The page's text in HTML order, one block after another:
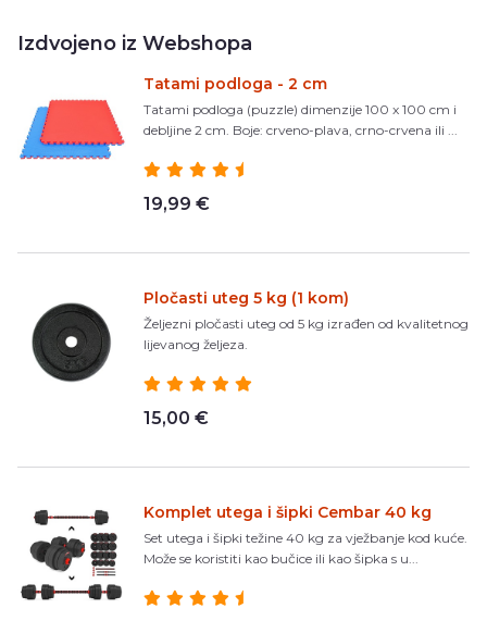
Izdvojeno iz Webshopa
Tatami podloga - 2 cm
Tatami podloga (puzzle) dimenzije 100 x 100 cm i
debljine 2 cm. Boje: crveno-plava, crno-crvena ili ...
19,99 €
Pločasti uteg 5 kg (1 kom)
Željezni pločasti uteg od 5 kg izrađen od kvalitetnog
lijevanog željeza.
15,00 €
Komplet utega i šipki Cembar 40 kg
Set utega i šipki težine 40 kg za vježbanje kod kuće.
Može se koristiti kao bučice ili kao šipka s u...